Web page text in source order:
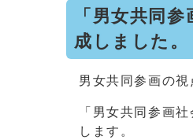
「男女共同
成しました。
男女共同参画の
「男女共同参画
します。